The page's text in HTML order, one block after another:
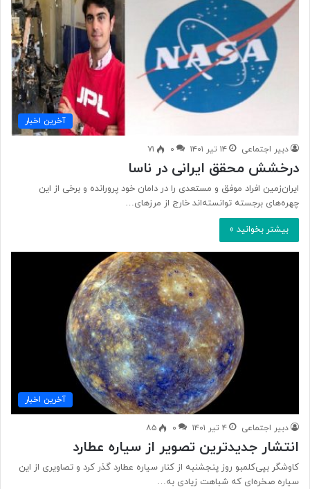
آخرین اخبار
دبیر اجتماعی ۱۴ تیر ۱۴۰۱ ۰ ۷۱
درخشش محقق ایرانی در ناسا
ایران‌زمین افراد موفق و مستعدی را در دامان خود پرورانده و برخی از این
چهره‌های برجسته توانسته‌اند خارج از مرزهای…
بیشتر بخوانید »
آخرین اخبار
دبیر اجتماعی ۴ تیر ۱۴۰۱ ۰ ۸۵
انتشار جدیدترین تصویر از سیاره عطارد
کاوشگر بپی‌کلمبو روز پنجشنبه از کنار سیاره عطارد گذر کرد و تصاویری از این
سیاره صخره‌ای که شباهت زیادی به…